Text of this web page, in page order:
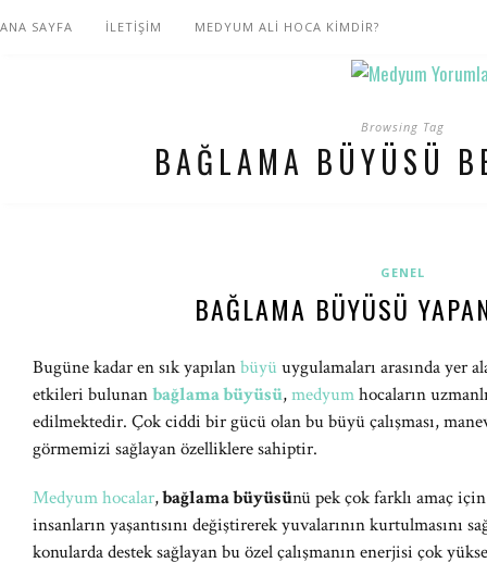
ANA SAYFA İLETİŞİM MEDYUM ALİ HOCA KİMDİR?
Browsing Tag
BAĞLAMA BÜYÜSÜ
GENEL
BAĞLAMA BÜYÜSÜ
Bugüne kadar en sık yapılanbüyü uygulamaları arasında yer
etkileri bulunanbağlama büyüsü,medyumhocaların
edilmektedir. Çok ciddi bir gücü olan bu büyü çalışması,
görmemizi sağlayan özelliklere sahiptir.
Medyum hocalar,bağlama büyüsünü pek çok farklı amaç
insanların yaşantısını değiştirerek yuvalarının kurtulmasını
konularda destek sağlayan bu özel çalışmanın enerjisi çok